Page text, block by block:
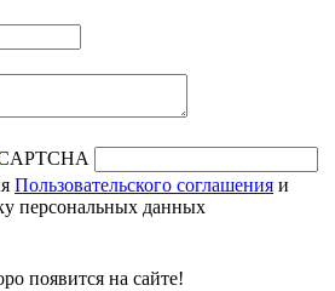
Пользовательского соглашения и
персональных данных
появится на сайте!